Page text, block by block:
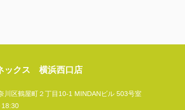
ックス 横浜西口店
川区鶴屋町２丁目10-1 MINDANビル 503号室
18:30